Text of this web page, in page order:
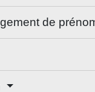
de